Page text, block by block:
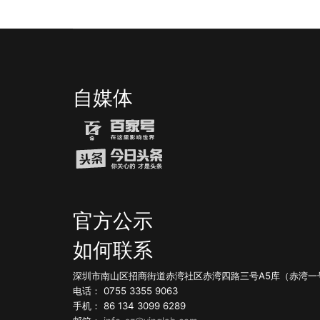
自媒体
官方公示
如何联系
深圳市南山区招商街道赤湾社区赤湾四路三号A5库（赤湾一
电话： 0755 3355 9063
手机： 86 134 3099 6289